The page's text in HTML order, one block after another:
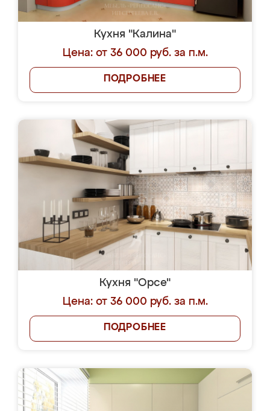
Кухня "Калина"
Цена: от 36 000 руб. за п.м.
ПОДРОБНЕЕ
Кухня "Орсе"
Цена: от 36 000 руб. за п.м.
ПОДРОБНЕЕ